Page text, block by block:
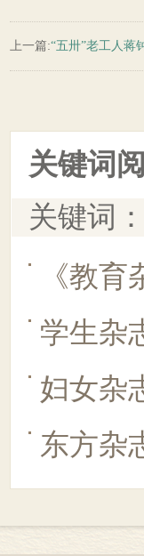
上一篇:“五卅”老工人蒋
关键词
关键词：
《教
学生杂
妇女杂
东方杂